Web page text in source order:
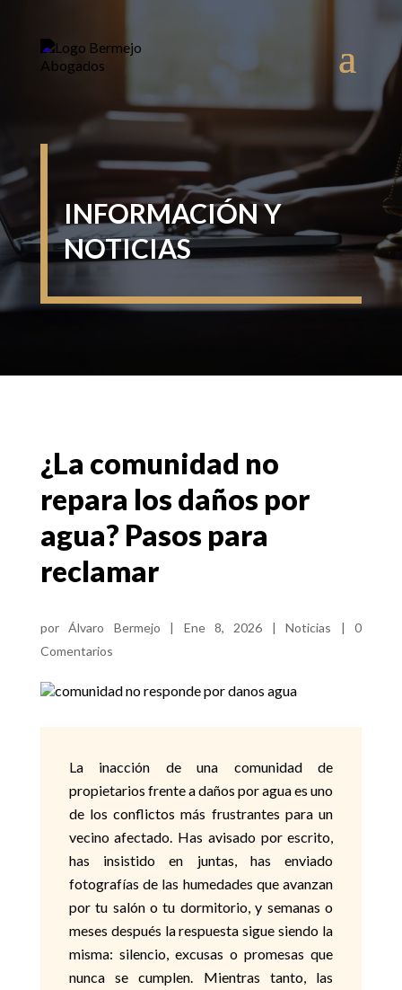
INFORMACIÓN Y
NOTICIAS
¿La comunidad no
repara los daños por
agua? Pasos para
reclamar
porÁlvaro Bermejo | Ene 8, 2026 |Noticias |0
Comentarios
La inacción de una comunidad de
propietarios frente a daños por agua es uno
de los conflictos más frustrantes para un
vecino afectado. Has avisado por escrito,
has insistido en juntas, has enviado
fotografías de las humedades que avanzan
por tu salón o tu dormitorio, y semanas o
meses después la respuesta sigue siendo la
misma: silencio, excusas o promesas que
nunca se cumplen. Mientras tanto, las